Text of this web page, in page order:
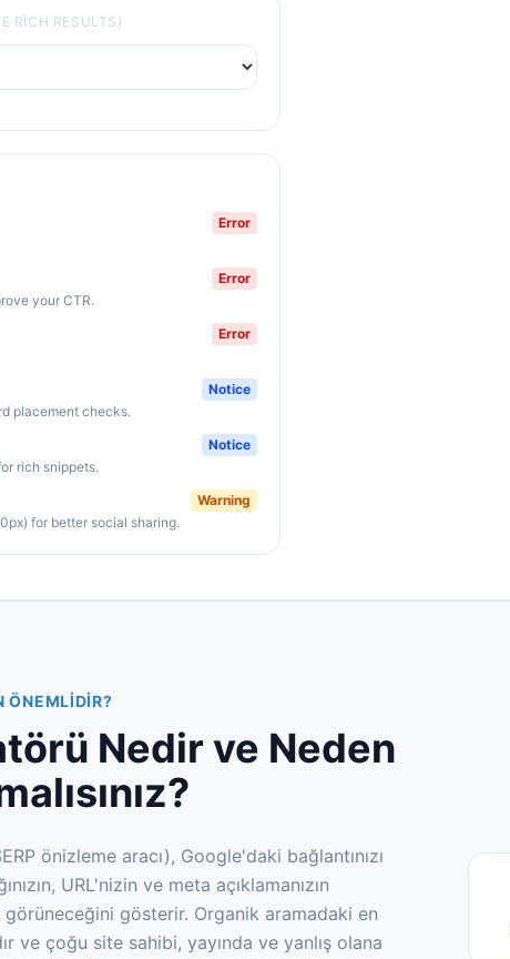
RICH RESULTS)
Error
Error
your CTR.
Error
Notice
placement checks.
Notice
rich snippets.
Warning
for better social sharing.
ÖNEMLIDIR?
Nedir ve Neden
önizleme aracı), Google'daki bağlantınızı
URL'nizin ve meta açıklamanızın
görüneceğini gösterir. Organik aramadaki en
ve çoğu site sahibi, yayında ve yanlış olana